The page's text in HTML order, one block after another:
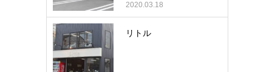
2020.03.18
リトル